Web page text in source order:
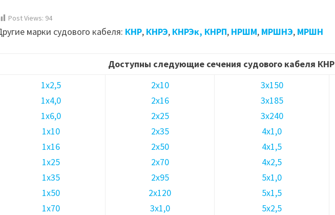
Post Views: 94
марки судового кабеля: КНР, КНРЭ, КНРЭк, КНРП, НРШМ, МРШНЭ, МРШН
Доступны следующие сечения судового кабеля КНР
1х2,5
1х4,0
1х6,0
1х10
1х16
1х25
1х35
1х50
1х70
2х10
2х16
2х25
2х35
2х50
2х70
2х95
2х120
3х1,0
3х150
3х185
3х240
4х1,0
4х1,5
4х2,5
5х1,0
5х1,5
5х2,5